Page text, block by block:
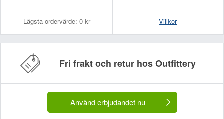
Lägsta ordervärde: 0 kr Villkor
Fri frakt och retur hos Outfittery
Använd erbjudandet nu